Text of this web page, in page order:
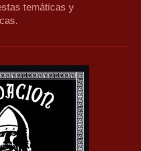
temáticas y